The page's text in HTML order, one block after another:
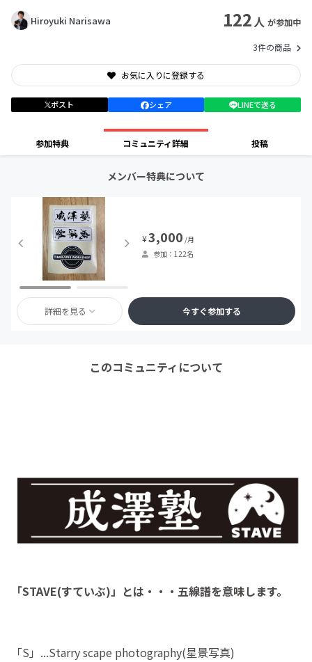
Hiroyuki Narisawa 122人 が参加中
3件の商品
お気に入りに登録する
ポスト シェア LINEで送る
参加特典 コミュニティ詳細 投稿
メンバー特典について
¥3,000 /月
参加：122名
詳細を見る 今すぐ参加する
このコミュニティについて
「STAVE(すていぶ)」とは・・・五線譜を意味します。
「S」...Starry scape photography(星景写真)